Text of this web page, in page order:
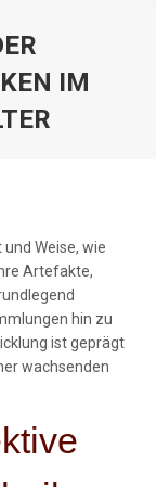
IM
Weise, wie
Artefakte,
hin zu
ist geprägt
wachsenden